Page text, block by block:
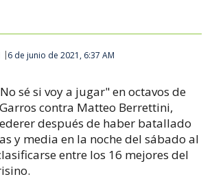
6 de junio de 2021, 6:37 AM
sé si voy a jugar" en octavos de
contra Matteo Berrettini,
después de haber batallado
y media en la noche del sábado al
entre los 16 mejores del